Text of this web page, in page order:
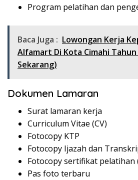
Program pelatihan dan
Baca Juga : Lowongan Kerja
Alfamart Di Kota Cimahi Tahun
Sekarang)
Dokumen Lamaran
Surat lamaran kerja
Curriculum Vitae (CV)
Fotocopy KTP
Fotocopy Ijazah dan
Fotocopy sertifikat pelatihan
Pas foto terbaru